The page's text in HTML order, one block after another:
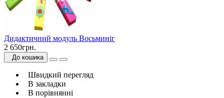
Дидактичний модуль Восьминіг
2 650грн.
До кошика
Швидкий перегляд
В закладки
В порівнянні